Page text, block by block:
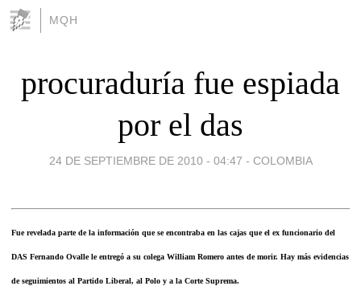
MQH
procuraduría fue espiada
por el das
24 DE SEPTIEMBRE DE 2010 - 04:47 - COLOMBIA
Fue revelada parte de la información que se encontraba en las cajas que el ex funcionario del
DAS Fernando Ovalle le entregó a su colega William Romero antes de morir. Hay más evidencias
de seguimientos al Partido Liberal, al Polo y a la Corte Suprema.